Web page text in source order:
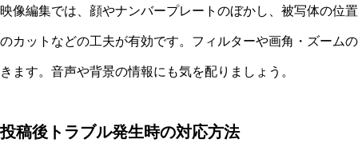
映像編集では、顔やナンバープレートのぼかし、被写体の位
のカットなどの工夫が有効です。フィルターや画角・ズーム
きます。音声や背景の情報にも気を配りましょう。
投稿後トラブル発生時の対応方法